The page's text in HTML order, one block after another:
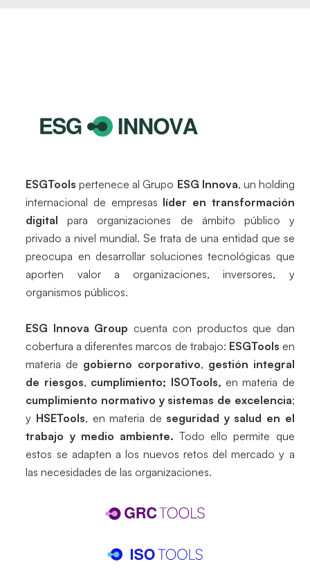
ESGTools pertenece al Grupo ESG Innova, un holding
internacional de empresas líder en transformación
digital para organizaciones de ámbito público y
privado a nivel mundial. Se trata de una entidad que se
preocupa en desarrollar soluciones tecnológicas que
aporten valor a organizaciones, inversores, y
organismos públicos.
ESG Innova Group cuenta con productos que dan
cobertura a diferentes marcos de trabajo: ESGTools en
materia de gobierno corporativo, gestión integral
de riesgos, cumplimiento; ISOTools, en materia de
cumplimiento normativo y sistemas de excelencia;
y HSETools, en materia de seguridad y salud en el
trabajo y medio ambiente.Todo ello permite que
estos se adapten a los nuevos retos del mercado y a
las necesidades de las organizaciones.